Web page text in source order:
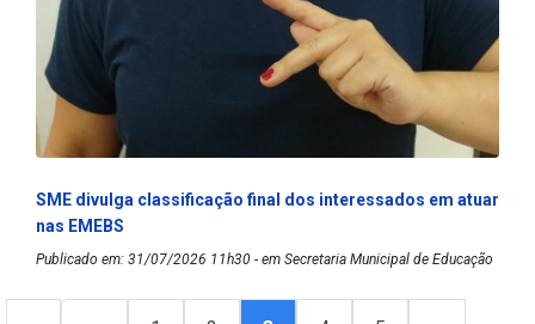
SME divulga classificação final dos interessados em atuar
nas EMEBS
Publicado em: 31/07/2026 11h30 - em Secretaria Municipal de Educação